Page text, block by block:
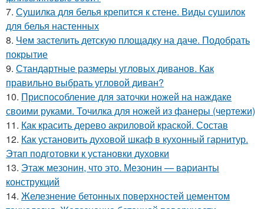
7. Сушилка для белья крепится к стене. Виды сушилок
для белья настенных
8. Чем застелить детскую площадку на даче. Подобрать
покрытие
9. Стандартные размеры угловых диванов. Как
правильно выбрать угловой диван?
10. Приспособление для заточки ножей на наждаке
своими руками. Точилка для ножей из фанеры (чертежи)
11. Как красить дерево акриловой краской. Состав
12. Как установить духовой шкаф в кухонный гарнитур.
Этап подготовки к установки духовки
13. Этаж мезонин, что это. Мезонин — варианты
конструкций
14. Железнение бетонных поверхностей цементом